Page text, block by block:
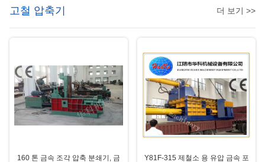
고철 압축기 더 보기 >>
160 톤 금속 조각 압축 분쇄기, 금
Y81F-315 제철소 용 유압 금속 포